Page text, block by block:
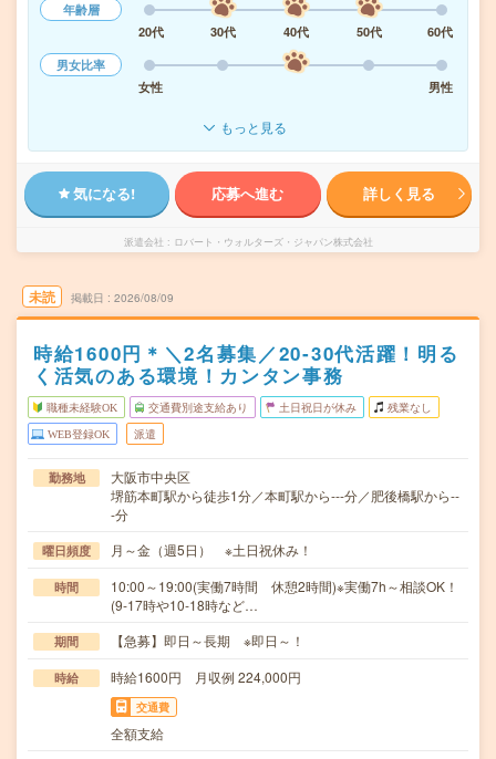
年齢層
20代
30代 40代 50代
60代
男女比率
女性
男性
もっと見る
気になる! 応募へ進む 詳しく見る
派遣会社 ロバート・ウォルターズ・ジャパン株式会社
未読 掲載日 2026/08/09
時給1600円＊＼2名募集／20‐30代活躍！明る
く活気のある環境！カンタン事務
職種未経験OK 交通費別途支給あり 土日祝日が休み 残業なし
WEB登録OK 派遣
勤務地
大阪市中央区
堺筋本町駅から徒歩1分／本町駅から---分／肥後橋駅から--
-分
曜日頻度 月～金（週5日） ※土日祝休み！
時間
10:00～19:00(実働7時間 休憩2時間)※実働7h～相談OK！
(9‐17時や10‐18時など…
期間 【急募】即日～長期 ※即日～！
時給 時給1600円 月収例 224,000円
交通費
全額支給